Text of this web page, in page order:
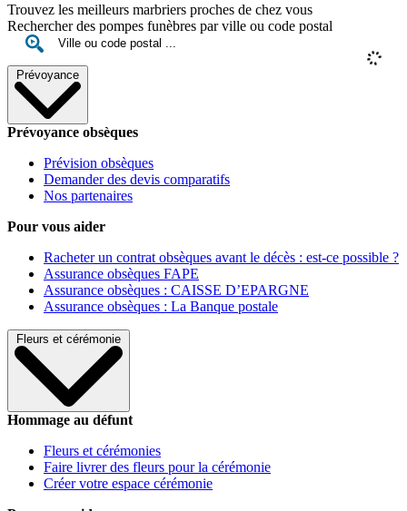
Trouvez les meilleurs marbriers proches de chez vous
Rechercher des pompes funèbres par ville ou code postal
Prévoyance
Prévoyance obsèques
Prévision obsèques
Demander des devis comparatifs
Nos partenaires
Pour vous aider
Racheter un contrat obsèques avant le décès : est-ce possible ?
Assurance obsèques FAPE
Assurance obsèques : CAISSE D’EPARGNE
Assurance obsèques : La Banque postale
Fleurs et cérémonie
Hommage au défunt
Fleurs et cérémonies
Faire livrer des fleurs pour la cérémonie
Créer votre espace cérémonie